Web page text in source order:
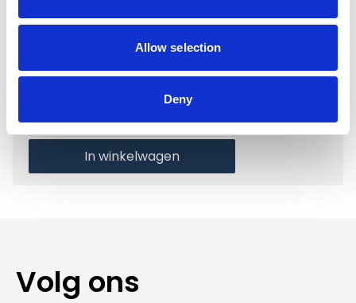
Allow selection
Deny
Voor 15.00 uur besteld dezelfde werkdag
Gratis verzending vanaf €50,-
Verzending €5,95 Nederland
Verzending €7,95 België
In winkelwagen
Volg ons